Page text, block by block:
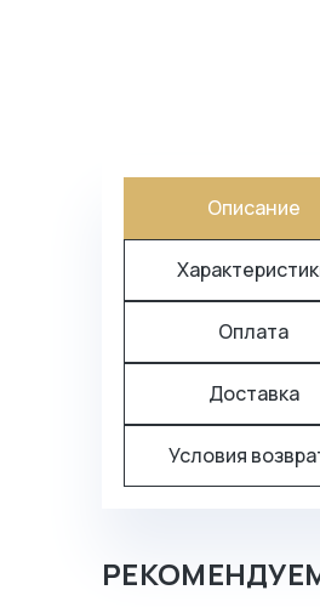
Описание
Оплата
Доставка
Условия